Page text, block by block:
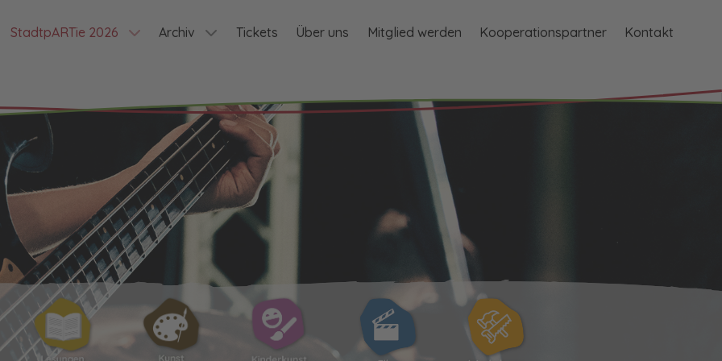
StadtpARTie 2026 Archiv Tickets Über uns Mitglied werden Kooperationspartner Kontakt